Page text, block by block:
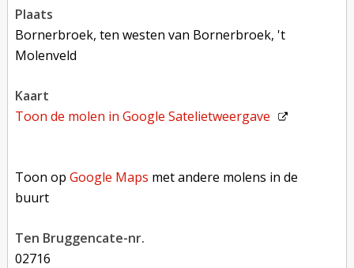
plaats
Bornerbroek, ten westen van Bornerbroek, 't
Molenveld
kaart
Toon de molen inGoogle Satelietweergave
Toon opGoogle Maps met andere molens in de
buurt
Ten Bruggencate-nr.
02716